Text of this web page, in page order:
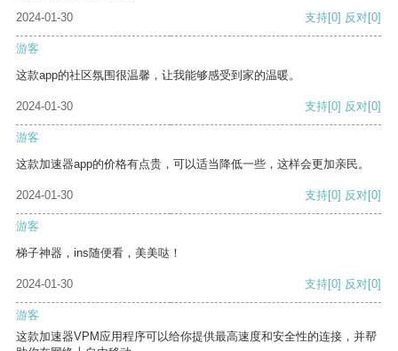
2024-01-30
支持[0] 反对[0]
游客
这款app的社区氛围很温馨，让我能够感受到家的温暖。
2024-01-30 支持[0] 反对[0]
游客
这款加速器app的价格有点贵，可以适当降低一些，这样会更加亲民。
2024-01-30 支持[0] 反对[0]
游客
梯子神器，ins随便看，美美哒！
2024-01-30 支持[0] 反对[0]
游客
这款加速器VPM应用程序可以给你提供最高速度和安全性的连接，并帮